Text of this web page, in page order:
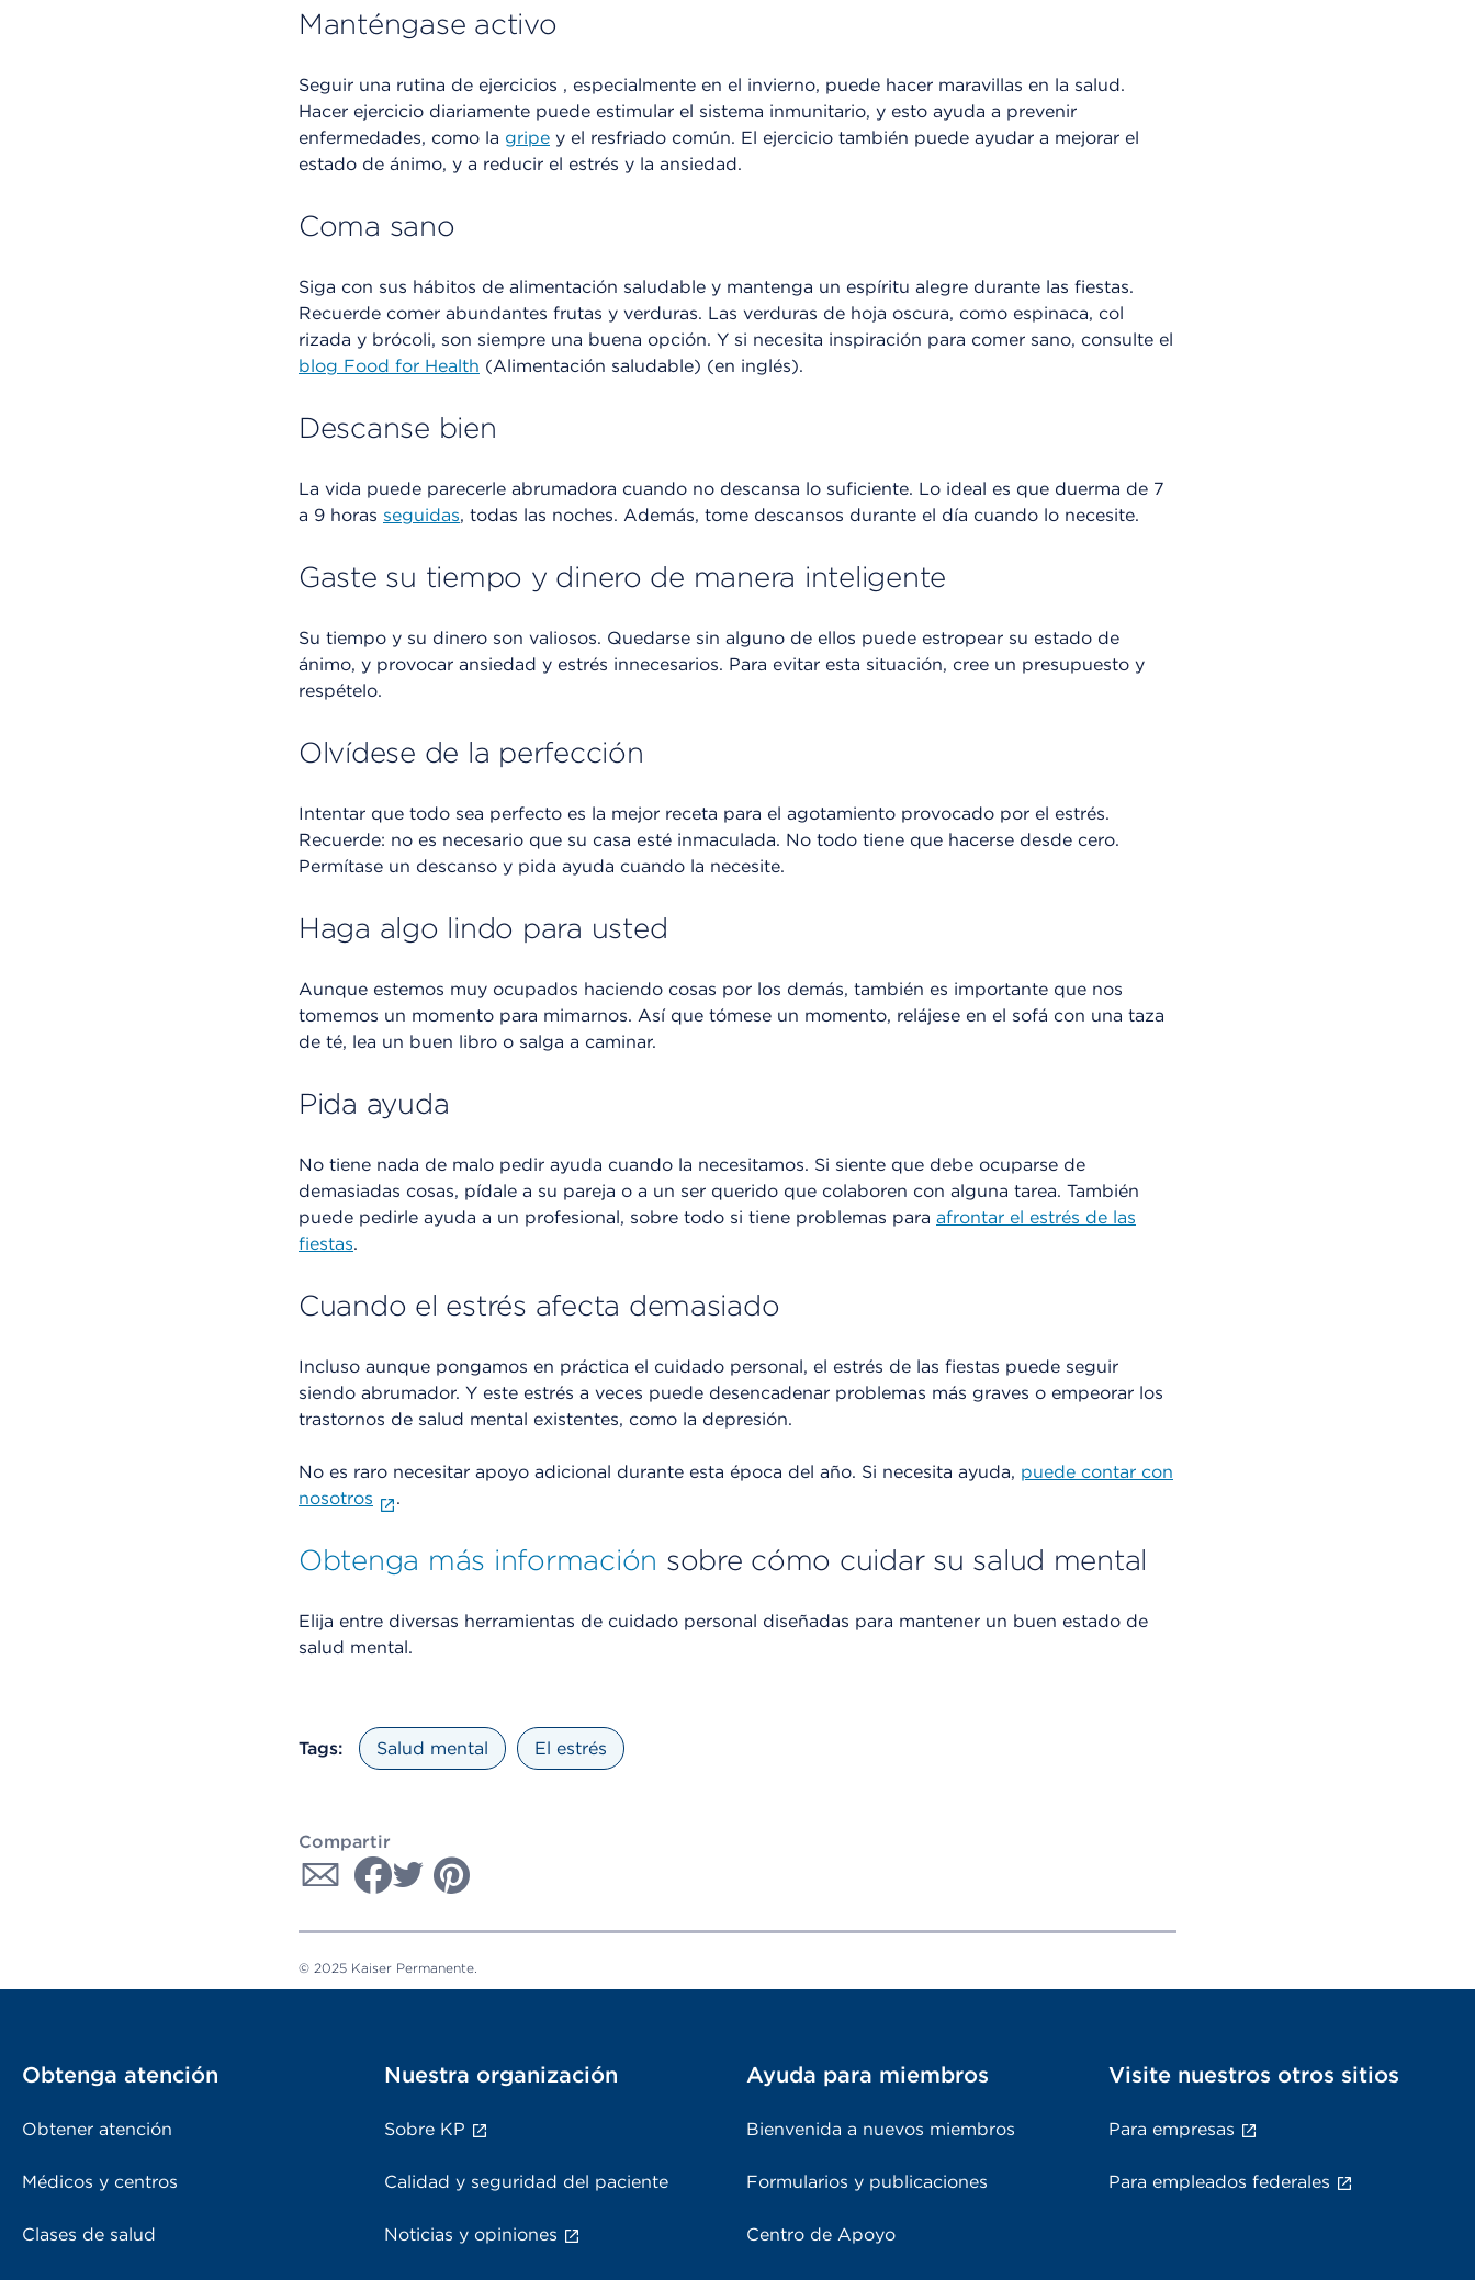
Manténgase activo
Seguir una rutina de ejercicios , especialmente en el invierno, puede hacer maravillas en la salud.
Hacer ejercicio diariamente puede estimular el sistema inmunitario, y esto ayuda a prevenir
enfermedades, como la gripe y el resfriado común. El ejercicio también puede ayudar a mejorar el
estado de ánimo, y a reducir el estrés y la ansiedad.
Coma sano
Siga con sus hábitos de alimentación saludable y mantenga un espíritu alegre durante las fiestas.
Recuerde comer abundantes frutas y verduras. Las verduras de hoja oscura, como espinaca, col
rizada y brócoli, son siempre una buena opción. Y si necesita inspiración para comer sano, consulte el
blog Food for Health (Alimentación saludable) (en inglés).
Descanse bien
La vida puede parecerle abrumadora cuando no descansa lo suficiente. Lo ideal es que duerma de 7
a 9 horas seguidas, todas las noches. Además, tome descansos durante el día cuando lo necesite.
Gaste su tiempo y dinero de manera inteligente
Su tiempo y su dinero son valiosos. Quedarse sin alguno de ellos puede estropear su estado de
ánimo, y provocar ansiedad y estrés innecesarios. Para evitar esta situación, cree un presupuesto y
respételo.
Olvídese de la perfección
Intentar que todo sea perfecto es la mejor receta para el agotamiento provocado por el estrés.
Recuerde: no es necesario que su casa esté inmaculada. No todo tiene que hacerse desde cero.
Permítase un descanso y pida ayuda cuando la necesite.
Haga algo lindo para usted
Aunque estemos muy ocupados haciendo cosas por los demás, también es importante que nos
tomemos un momento para mimarnos. Así que tómese un momento, relájese en el sofá con una taza
de té, lea un buen libro o salga a caminar.
Pida ayuda
No tiene nada de malo pedir ayuda cuando la necesitamos. Si siente que debe ocuparse de
demasiadas cosas, pídale a su pareja o a un ser querido que colaboren con alguna tarea. También
puede pedirle ayuda a un profesional, sobre todo si tiene problemas para afrontar el estrés de las
fiestas.
Cuando el estrés afecta demasiado
Incluso aunque pongamos en práctica el cuidado personal, el estrés de las fiestas puede seguir
siendo abrumador. Y este estrés a veces puede desencadenar problemas más graves o empeorar los
trastornos de salud mental existentes, como la depresión.
No es raro necesitar apoyo adicional durante esta época del año. Si necesita ayuda, puede contar con
nosotros
.
Obtenga más información sobre cómo cuidar su salud mental
Elija entre diversas herramientas de cuidado personal diseñadas para mantener un buen estado de
salud mental.
Tags: Salud mental El estrés
Compartir
© 2025 Kaiser Permanente.
Obtenga atención
Obtener atención
Médicos y centros
Clases de salud
Nuestra organización
Sobre KP
Calidad y seguridad del paciente
Noticias y opiniones
Ayuda para miembros
Bienvenida a nuevos miembros
Formularios y publicaciones
Centro de Apoyo
Visite nuestros otros sitios
Para empresas
Para empleados federales